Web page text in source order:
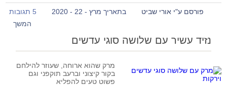
פורסם ע"י אורי שביט בתאריך מרץ - 22 - 2020
5 תגובות
המשך
נזיד עשיר עם שלושה סוגי עדשים
מרק שהוא ארוחה, שעוזר להילחם
בקור קיצוני וברעב תוקפני וגם
פשוט טעים להפליא